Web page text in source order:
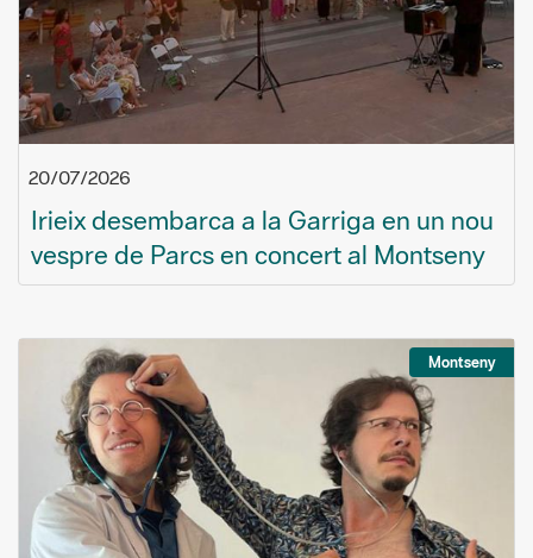
20/07/2026
Irieix desembarca a la Garriga en un nou
vespre de Parcs en concert al Montseny
Montseny